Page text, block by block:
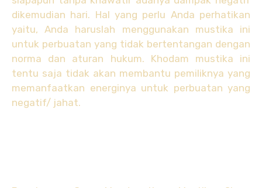
dikemudian hari. Hal yang perlu Anda perhatikan
yaitu, Anda haruslah menggunakan mustika ini
untuk perbuatan yang tidak bertentangan dengan
norma dan aturan hukum. Khodam mustika ini
tentu saja tidak akan membantu pemiliknya yang
memanfaatkan energinya untuk perbuatan yang
negatif/ jahat.